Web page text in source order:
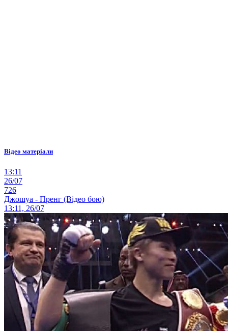
Відео матеріали
13:11
26/07
726
Джошуа - Пренг (Відео бою)
13:11, 26/07